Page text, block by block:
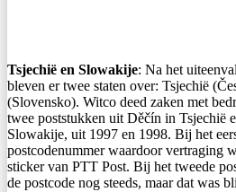
Tsjechië en Slowakije: Na het
bleven er twee staten over: Tsjechië
(Slovensko). Witco deed zaken met
twee poststukken uit Děčín in Tsjechië
Slowakije, uit 1997 en 1998. Bij het
postcodenummer waardoor vertraging
sticker van PTT Post. Bij het tweede
de postcode nog steeds, maar dat was